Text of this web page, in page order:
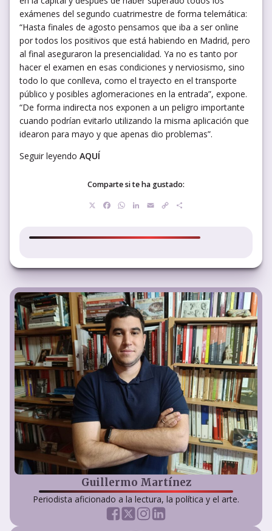
exámenes del segundo cuatrimestre de forma telemática:
“Hasta finales de agosto pensamos que iba a ser online
por todos los positivos que está habiendo en Madrid, pero
al final aseguraron la presencialidad. Ya no es tanto por
hacer el examen en esas condiciones y nerviosismo, sino
todo lo que conlleva, como el trayecto en el transporte
público y posibles aglomeraciones en la entrada”, expone.
“De forma indirecta nos exponen a un peligro importante
cuando podrían evitarlo utilizando la misma aplicación que
idearon para mayo y que apenas dio problemas”.
Seguir leyendo AQUÍ
Comparte si te ha gustado:
Facebook
WhatsApp
LinkedIn
EmailCopy
Guillermo Martínez
Periodista aficionado a la lectura, la política y el arte.